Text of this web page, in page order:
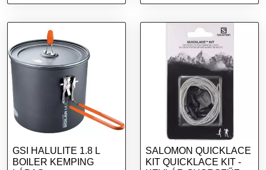
sötétszürke, méret
sötétszürke, méret
GSI HALULITE 1.8 L
BOILER KEMPING
SALOMON QUICKLACE
KIT QUICKLACE KIT -